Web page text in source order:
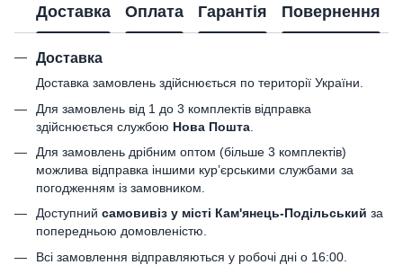
Доставка Оплата Гарантія Повернення
Доставка
Доставка замовлень здійснюється по території України.
Для замовлень від 1 до 3 комплектів відправка
здійснюється службою Нова Пошта
Для замовлень дрібним оптом (більше 3 комплектів)
можлива відправка іншими кур’єрськими службами за
погодженням із замовником.
Доступний самовивіз у місті Кам'янець-Подільський за
попередньою домовленістю.
Всі замовлення відправляються у робочі дні о 16:00.